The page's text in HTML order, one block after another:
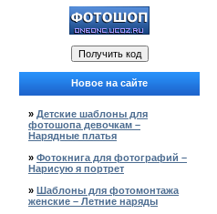
Новое на сайте
» Детские шаблоны для
фотошопа девочкам –
Нарядные платья
» Фотокнига для фотографий –
Нарисую я портрет
» Шаблоны для фотомонтажа
женские – Летние наряды